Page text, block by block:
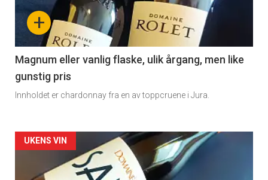
nå
3
+
Magnum eller vanlig flaske, ulik årgang, men like
gunstig pris
Innholdet er chardonnay fra en av toppcruene i Jura.
Forsiden
akkurat
UKENS VIN